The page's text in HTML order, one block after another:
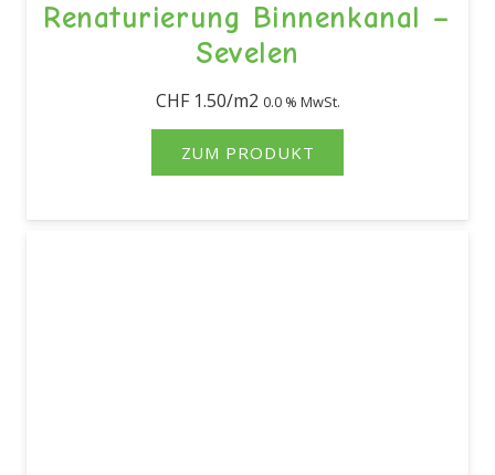
Renaturierung Binnenkanal –
Sevelen
CHF1.50 0.0 % MwSt.
ZUM PRODUKT